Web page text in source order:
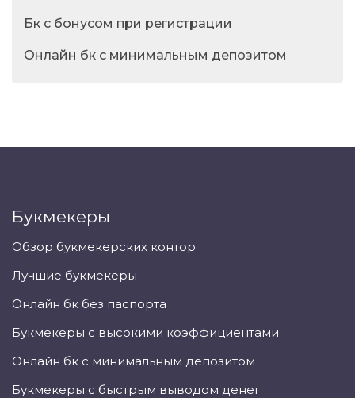
Бк с бонусом при регистрации
Онлайн бк с минимальным депозитом
Букмекеры
Обзор букмекерских контор
Лучшие букмекеры
Онлайн бк без паспорта
Букмекеры с высокими коэффициентами
Онлайн бк с минимальным депозитом
Букмекеры с быстрым выводом денег